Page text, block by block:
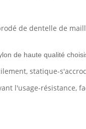
de dentelle de
de haute qualité
statique-
l'usage-résistance,